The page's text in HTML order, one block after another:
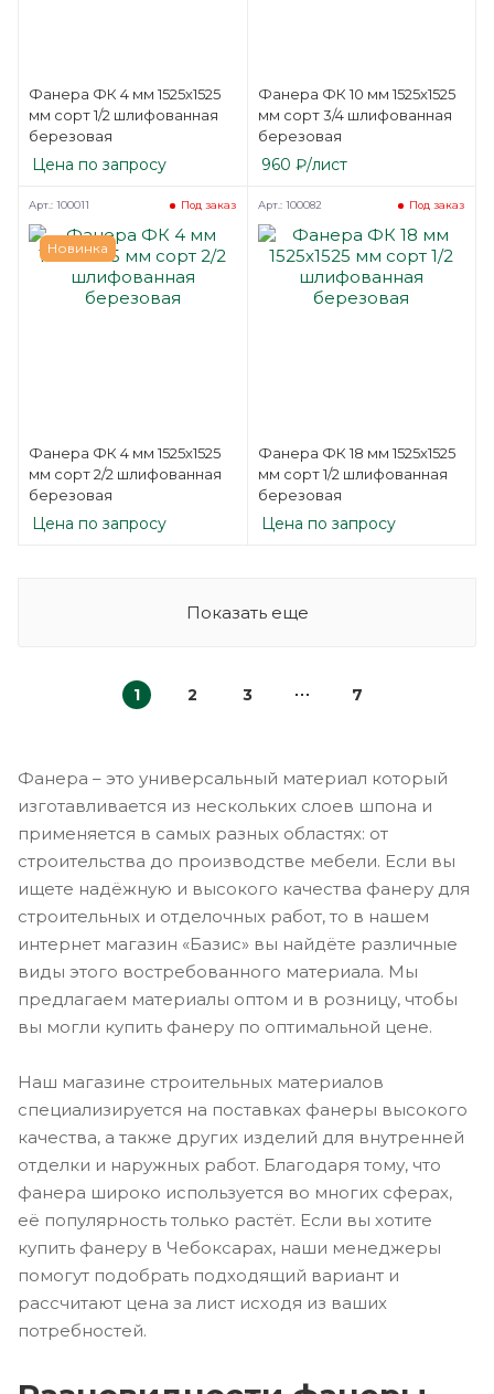
Фанера ФК 4 мм 1525х1525
мм сорт 1/2 шлифованная
березовая
Цена по запросу
Фанера ФК 10 мм 1525х1525
мм сорт 3/4 шлифованная
березовая
960 ₽/лист
Новинка
Фанера ФК 4 мм 1525х1525
мм сорт 2/2 шлифованная
березовая
Под заказ
Арт.: 100011
Цена по запросу
Фанера ФК 18 мм 1525х1525
мм сорт 1/2 шлифованная
березовая
Под заказ
Арт.: 100082
Цена по запросу
Показать еще
1 2 3 7
Фанера – это универсальный материал который
изготавливается из нескольких слоев шпона и
применяется в самых разных областях: от
строительства до производстве мебели. Если вы
ищете надёжную и высокого качества фанеру для
строительных и отделочных работ, то в нашем
интернет магазин «Базис» вы найдёте различные
виды этого востребованного материала. Мы
предлагаем материалы оптом и в розницу, чтобы
вы могли купить фанеру по оптимальной цене.
Наш магазине строительных материалов
специализируется на поставках фанеры высокого
качества, а также других изделий для внутренней
отделки и наружных работ. Благодаря тому, что
фанера широко используется во многих сферах,
её популярность только растёт. Если вы хотите
купить фанеру в Чебоксарах, наши менеджеры
помогут подобрать подходящий вариант и
рассчитают цена за лист исходя из ваших
потребностей.